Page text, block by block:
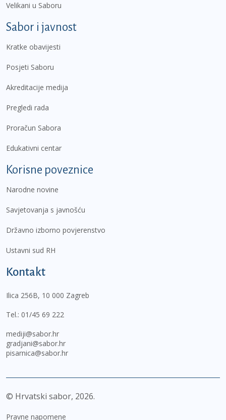
Velikani u Saboru
Sabor i javnost
Kratke obavijesti
Posjeti Saboru
Akreditacije medija
Pregledi rada
Proračun Sabora
Edukativni centar
Korisne poveznice
Narodne novine
Savjetovanja s javnošću
Državno izborno povjerenstvo
Ustavni sud RH
Kontakt
Ilica 256B, 10 000 Zagreb
Tel.: 01/45 69 222
mediji@sabor.hr
gradjani@sabor.hr
pisarnica@sabor.hr
© Hrvatski sabor, 2026
Pravne napomene